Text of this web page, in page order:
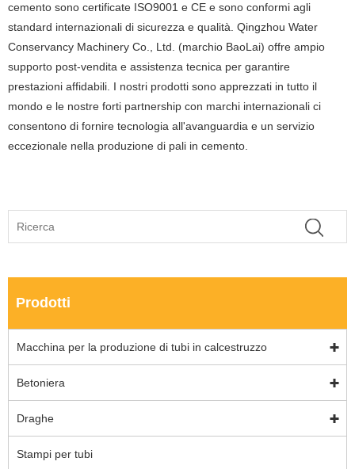
cemento sono certificate ISO9001 e CE e sono conformi agli
standard internazionali di sicurezza e qualità. Qingzhou Water
Conservancy Machinery Co., Ltd. (marchio BaoLai) offre ampio
supporto post-vendita e assistenza tecnica per garantire
prestazioni affidabili. I nostri prodotti sono apprezzati in tutto il
mondo e le nostre forti partnership con marchi internazionali ci
consentono di fornire tecnologia all'avanguardia e un servizio
eccezionale nella produzione di pali in cemento.
Prodotti
Macchina per la produzione di tubi in calcestruzzo
Betoniera
Draghe
Stampi per tubi